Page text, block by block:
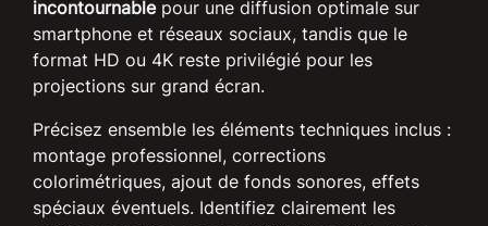
incontournablepour une diffusion optimale sur
smartphone et réseaux sociaux, tandis que le
format HD ou 4K reste privilégié pour les
projections sur grand écran.
Précisez ensemble les éléments techniques inclus :
montage professionnel, corrections
colorimétriques, ajout de fonds sonores, effets
spéciaux éventuels. Identifiez clairement les